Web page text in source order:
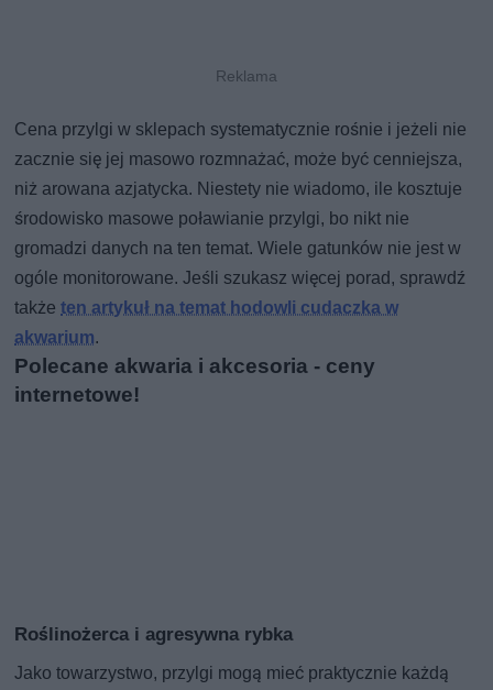
Cena przylgi w sklepach systematycznie rośnie i jeżeli nie
zacznie się jej masowo rozmnażać, może być cenniejsza,
niż arowana azjatycka. Niestety nie wiadomo, ile kosztuje
środowisko masowe poławianie przylgi, bo nikt nie
gromadzi danych na ten temat. Wiele gatunków nie jest w
ogóle monitorowane. Jeśli szukasz więcej porad, sprawdź
takżeten artykuł na temat hodowli cudaczka w
akwarium.
Polecane akwaria i akcesoria - ceny
internetowe!
Roślinożerca i agresywna rybka
Jako towarzystwo, przylgi mogą mieć praktycznie każdą